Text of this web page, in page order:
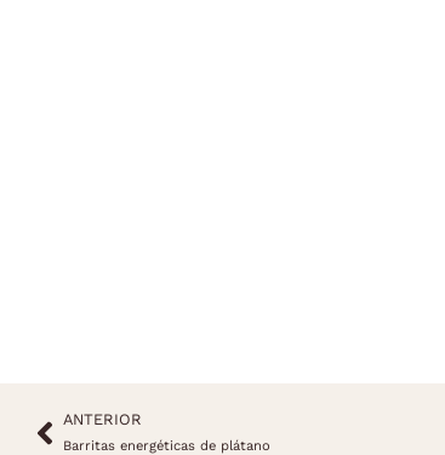
ANTERIOR
Barritas energéticas de plátano